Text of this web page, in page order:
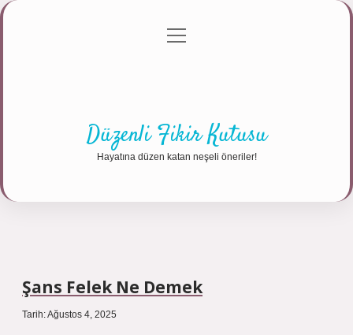
Gizlilik Politikası
menüyü
Düzenli Fikir Kutusu
Hayatına düzen katan neşeli öneriler!
Şans Felek Ne Demek
Tarih: Ağustos 4, 2025